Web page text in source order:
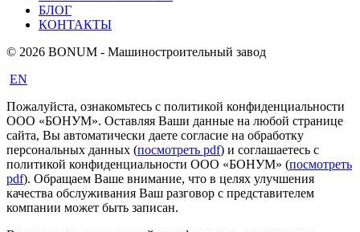
БЛОГ
КОНТАКТЫ
© 2026 BONUM - Машиностроительный завод
EN
Пожалуйста, ознакомьтесь с политикой конфиденциальности
ООО «БОНУМ». Оставляя Ваши данные на любой странице
сайта, Вы автоматически даете согласие на обработку
персональных данных (посмотреть pdf) и соглашаетесь с
политикой конфиденциальности ООО «БОНУМ» (посмотреть
pdf). Обращаем Ваше внимание, что в целях улучшения
качества обслуживания Ваш разговор с представителем
компании может быть записан.